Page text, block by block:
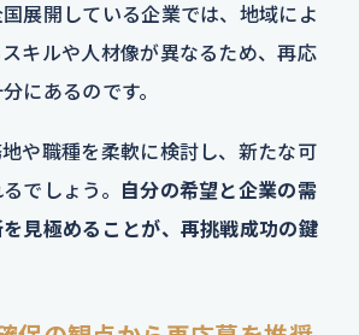
展開している企業では、地域によ
キルや人材像が異なるため、再応
にあるのです。
や職種を柔軟に検討し、新たな可
でしょう。
自分の希望と企業の需
見極めることが、再挑戦成功の鍵